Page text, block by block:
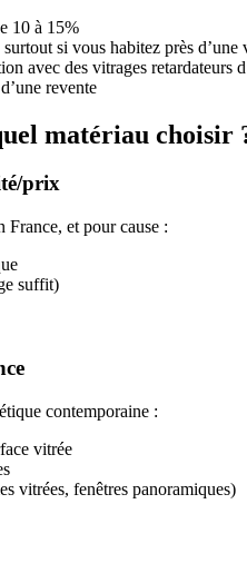
10 à 15%
surtout si vous habitez près d’une
avec des vitrages retardateurs
revente
matériau choisir
prix
et pour cause :
suffit)
contemporaine :
vitrée
vitrées, fenêtres panoramiques)